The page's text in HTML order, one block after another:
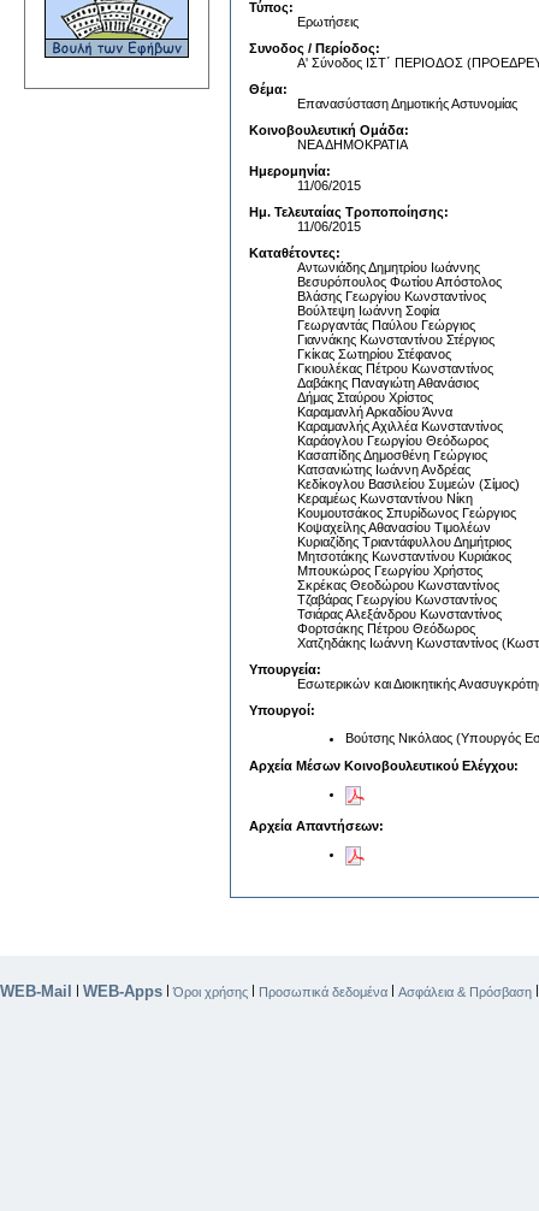
Τύπος:
Ερωτήσεις
Συνοδος / Περίοδος:
Α' Σύνοδος ΙΣΤ΄ ΠΕΡΙΟΔΟΣ
Θέμα:
Επανασύσταση Δημοτικής Αστυνομίας
Κοινοβουλευτική Ομάδα:
ΝΕΑ ΔΗΜΟΚΡΑΤΙΑ
Ημερομηνία:
11/06/2015
Ημ. Τελευταίας Τροποποίησης:
11/06/2015
Καταθέτοντες:
Αντωνιάδης Δημητρίου Ιωάννης
Βεσυρόπουλος Φωτίου Απόστολος
Βλάσης Γεωργίου Κωνσταντίνος
Βούλτεψη Ιωάννη Σοφία
Γεωργαντάς Παύλου Γεώργιος
Γιαννάκης Κωνσταντίνου Στέργιος
Γκίκας Σωτηρίου Στέφανος
Γκιουλέκας Πέτρου Κωνσταντίνος
Δαβάκης Παναγιώτη Αθανάσιος
Δήμας Σταύρου Χρίστος
Καραμανλή Αρκαδίου Άννα
Καραμανλής Αχιλλέα Κωνσταντίνος
Καράογλου Γεωργίου Θεόδωρος
Κασαπίδης Δημοσθένη Γεώργιος
Κατσανιώτης Ιωάννη Ανδρέας
Κεδίκογλου Βασιλείου Συμεών (Σίμος)
Κεραμέως Κωνσταντίνου Νίκη
Κουμουτσάκος Σπυρίδωνος Γεώργιος
Κοψαχείλης Αθανασίου Τιμολέων
Κυριαζίδης Τριαντάφυλλου Δημήτριος
Μητσοτάκης Κωνσταντίνου Κυριάκος
Μπουκώρος Γεωργίου Χρήστος
Σκρέκας Θεοδώρου Κωνσταντίνος
Τζαβάρας Γεωργίου Κωνσταντίνος
Τσιάρας Αλεξάνδρου Κωνσταντίνος
Φορτσάκης Πέτρου Θεόδωρος
Χατζηδάκης Ιωάννη Κωνσταντίνος
Υπουργεία:
Εσωτερικών και Διοικητικής
Υπουργοί:
Βούτσης Νικόλαος (Υπουργός
Αρχεία Μέσων Κοινοβουλευτικού Ελέγχου:
Αρχεία Απαντήσεων:
WEB-Mail WEB-Apps |Όροι χρήσης Προσωπικά δεδομένα Ασφάλεια & Πρόσβαση